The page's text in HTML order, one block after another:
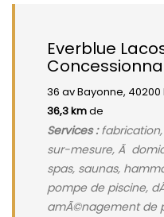
Everblue
36 av Bayonne, 40200
36,3 kmde
Services :
sur-mesure, Ã
spas, saunas,
pompe de piscine,
amÃ©nagement de